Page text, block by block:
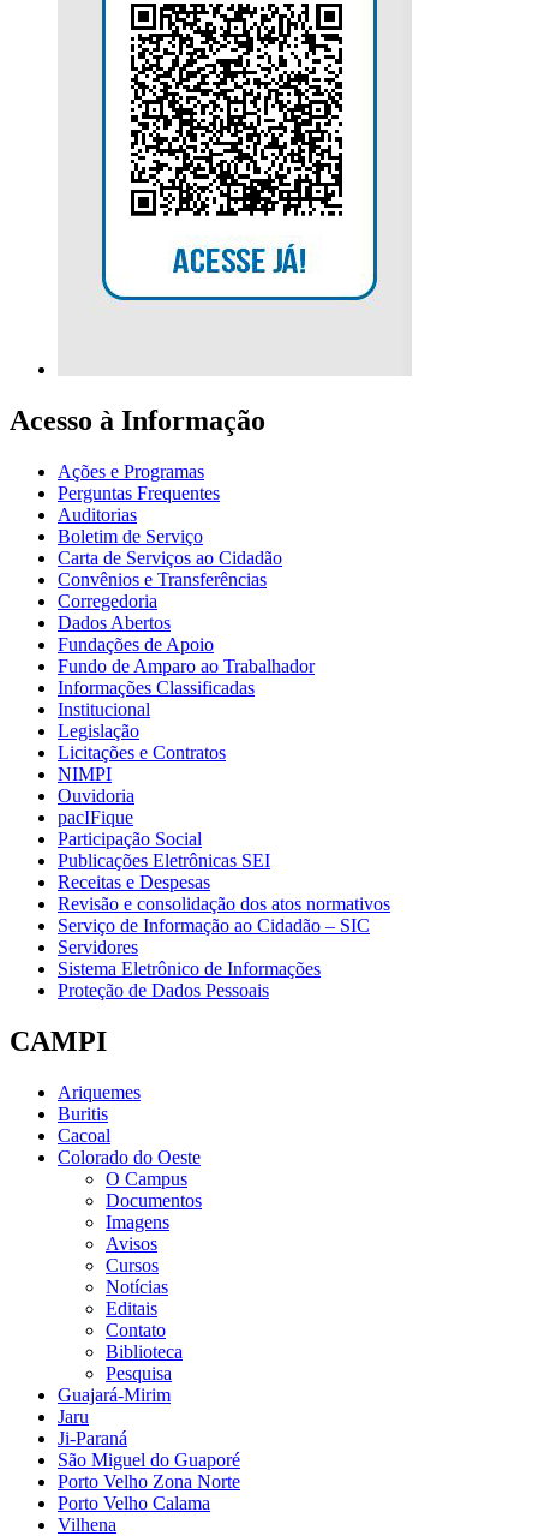
Acesso à Informação
Ações e Programas
Perguntas Frequentes
Auditorias
Boletim de Serviço
Carta de Serviços ao Cidadão
Convênios e Transferências
Corregedoria
Dados Abertos
Fundações de Apoio
Fundo de Amparo ao Trabalhador
Informações Classificadas
Institucional
Legislação
Licitações e Contratos
NIMPI
Ouvidoria
pacIFique
Participação Social
Publicações Eletrônicas SEI
Receitas e Despesas
Revisão e consolidação dos atos normativos
Serviço de Informação ao Cidadão – SIC
Servidores
Sistema Eletrônico de Informações
Proteção de Dados Pessoais
CAMPI
Ariquemes
Buritis
Cacoal
Colorado do Oeste
O Campus
Documentos
Imagens
Avisos
Cursos
Notícias
Editais
Contato
Biblioteca
Pesquisa
Guajará-Mirim
Jaru
Ji-Paraná
São Miguel do Guaporé
Porto Velho Zona Norte
Porto Velho Calama
Vilhena